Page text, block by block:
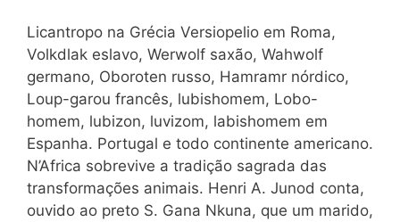
Licantropo na Grécia Versiopelio em Roma,
Volkdlak eslavo, Werwolf saxão, Wahwolf
germano, Oboroten russo, Hamramr nórdico,
Loup-garou francês, lubishomem, Lobo-
homem, lubizon, luvizom, labishomem em
Espanha. Portugal e todo continente americano.
N’Africa sobrevive a tradição sagrada das
transformações animais. Henri A. Junod conta,
ouvido ao preto S. Gana Nkuna, que um marido,